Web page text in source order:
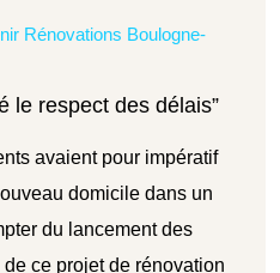
Rénovations Boulogne-
le respect des délais”
avaient pour impératif
domicile dans un
du lancement des
ce projet de rénovation